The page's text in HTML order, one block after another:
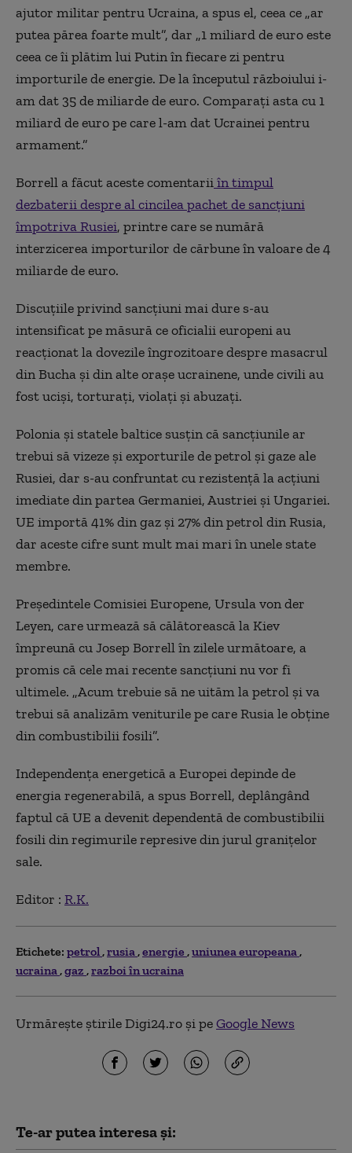
ajutor militar pentru Ucraina, a spus el, ceea ce „ar
putea părea foarte mult”, dar „1 miliard de euro este
ceea ce îi plătim lui Putin în fiecare zi pentru
importurile de energie. De la începutul războiului i-
am dat 35 de miliarde de euro. Comparați asta cu 1
miliard de euro pe care l-am dat Ucrainei pentru
armament.”
Borrell a făcut aceste comentariiîn timpul
dezbaterii despre al cincilea pachet de sancțiuni
împotriva Rusiei, printre care se numără
interzicerea importurilor de cărbune în valoare de 4
miliarde de euro.
Discuțiile privind sancțiuni mai dure s-au
intensificat pe măsură ce oficialii europeni au
reacționat la dovezile îngrozitoare despre masacrul
din Bucha și din alte orașe ucrainene, unde civili au
fost uciși, torturați, violați și abuzați.
Polonia și statele baltice susțin că sancțiunile ar
trebui să vizeze și exporturile de petrol și gaze ale
Rusiei, dar s-au confruntat cu rezistență la acțiuni
imediate din partea Germaniei, Austriei și Ungariei.
UE importă 41% din gaz și 27% din petrol din Rusia,
dar aceste cifre sunt mult mai mari în unele state
membre.
Președintele Comisiei Europene, Ursula von der
Leyen, care urmează să călătorească la Kiev
împreună cu Josep Borrell în zilele următoare, a
promis că cele mai recente sancțiuni nu vor fi
ultimele. „Acum trebuie să ne uităm la petrol și va
trebui să analizăm veniturile pe care Rusia le obține
din combustibilii fosili”.
Independența energetică a Europei depinde de
energia regenerabilă, a spus Borrell, deplângând
faptul că UE a devenit dependentă de combustibilii
fosili din regimurile represive din jurul granițelor
sale.
Editor : R.K.
Etichete: petrol rusia energie uniunea europeana
ucraina gaz razboi în ucraina
Urmărește știrile Digi24.ro și peGoogle News
Te-ar putea interesa și: